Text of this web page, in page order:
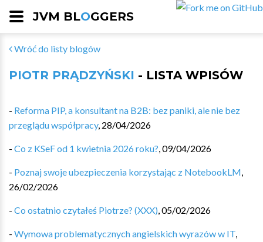
JVM BLOGGERS
Wróć do listy blogów
PIOTR PRĄDZYŃSKI - LISTA WPISÓW
- Reforma PIP, a konsultant na B2B: bez paniki, ale nie bez
przeglądu współpracy, 28/04/2026
- Co z KSeF od 1 kwietnia 2026 roku?,09/04/2026
- Poznaj swoje ubezpieczenia korzystając z NotebookLM,
26/02/2026
- Co ostatnio czytałeś Piotrze? (XXX),05/02/2026
- Wymowa problematycznych angielskich wyrazów w IT,